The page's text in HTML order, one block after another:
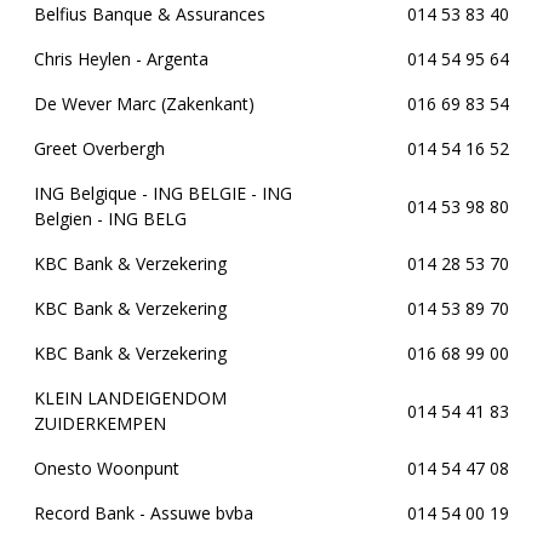
Belfius Banque & Assurances
014 53 83 40
Chris Heylen - Argenta
014 54 95 64
De Wever Marc (Zakenkant)
016 69 83 54
Greet Overbergh
014 54 16 52
ING Belgique - ING BELGIE - ING
Belgien - ING BELG
014 53 98 80
KBC Bank & Verzekering
014 28 53 70
KBC Bank & Verzekering
014 53 89 70
KBC Bank & Verzekering
016 68 99 00
KLEIN LANDEIGENDOM
ZUIDERKEMPEN
014 54 41 83
Onesto Woonpunt
014 54 47 08
Record Bank - Assuwe bvba
014 54 00 19